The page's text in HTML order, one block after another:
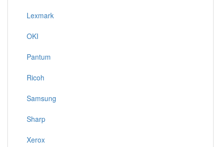
Lexmark
OKI
Pantum
Ricoh
Samsung
Sharp
Xerox